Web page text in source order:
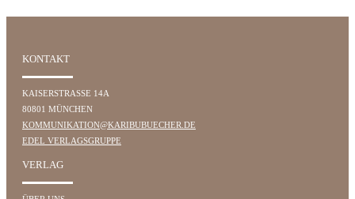
KONTAKT
KAISERSTRASSE 14A
80801 MÜNCHEN
KOMMUNIKATION@KARIBUBUECHER.DE
EDEL VERLAGSGRUPPE
VERLAG